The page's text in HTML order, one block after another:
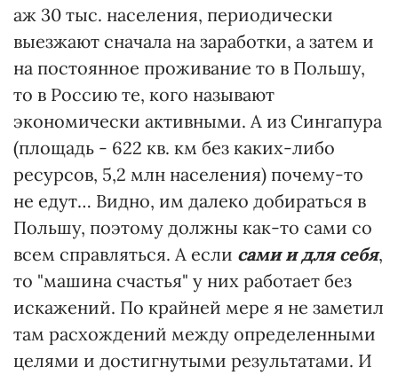
аж 30 тыс. населения, периодически
выезжают сначала на заработки, а затем и
на постоянное проживание то в Польшу,
то в Россию те, кого называют
экономически активными. А из Сингапура
(площадь - 622 кв. км без каких-либо
ресурсов, 5,2 млн населения) почему-то
не едут… Видно, им далеко добираться в
Польшу, поэтому должны как-то сами со
всем справляться. А если сами и для себя,
то "машина счастья" у них работает без
искажений. По крайней мере я не заметил
там расхождений между определенными
целями и достигнутыми результатами. И